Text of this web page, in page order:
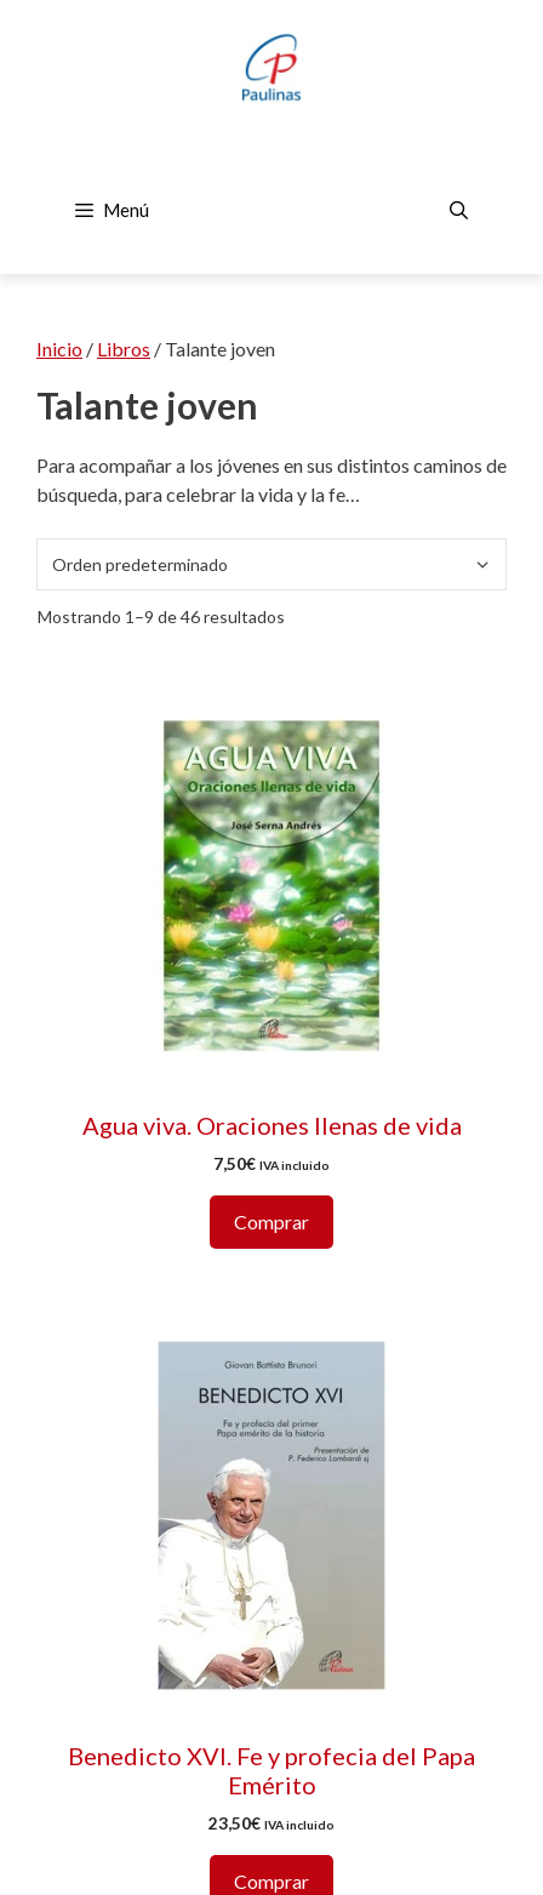
Menú
Inicio / Libros / Talante joven
Talante joven
Para acompañar a los jóvenes en sus distintos caminos de
búsqueda, para celebrar la vida y la fe…
Mostrando 1–9 de 46 resultados
Agua viva. Oraciones llenas de vida
7,50€ IVA incluido
Comprar
Benedicto XVI. Fe y profecia del Papa
Emérito
23,50€ IVA incluido
Comprar